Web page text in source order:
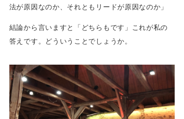
法が原因なのか、それともリードが原因なのか」
結論から言いますと「どちらもです」これが私の
答えです。どういうことでしょうか。